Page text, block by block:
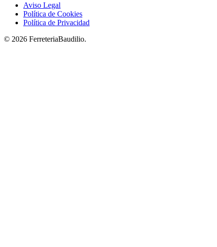
Aviso Legal
Política de Cookies
Política de Privacidad
© 2026 FerreteriaBaudilio.